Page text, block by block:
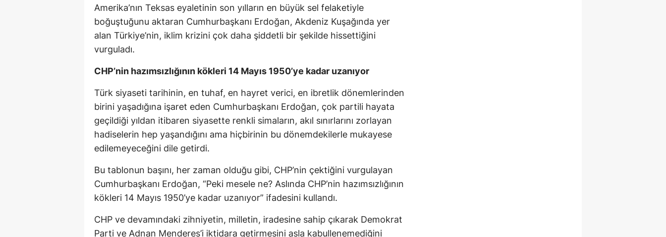
Iğdır
Yalova
Kilis
Osmaniye
Düzce
Amerika’nın Teksas eyaletinin son yılların en büyük sel felaketiyle
boğuştuğunu aktaran Cumhurbaşkanı Erdoğan, Akdeniz Kuşağında yer
alan Türkiye’nin, iklim krizini çok daha şiddetli bir şekilde hissettiğini
vurguladı.
CHP’nin hazımsızlığının kökleri 14 Mayıs 1950’ye kadar uzanıyor
Türk siyaseti tarihinin, en tuhaf, en hayret verici, en ibretlik dönemlerinden
birini yaşadığına işaret eden Cumhurbaşkanı Erdoğan, çok partili hayata
geçildiği yıldan itibaren siyasette renkli simaların, akıl sınırlarını zorlayan
hadiselerin hep yaşandığını ama hiçbirinin bu dönemdekilerle mukayese
edilemeyeceğini dile getirdi.
Bu tablonun başını, her zaman olduğu gibi, CHP’nin çektiğini vurgulayan
Cumhurbaşkanı Erdoğan, “Peki mesele ne? Aslında CHP’nin hazımsızlığının
kökleri 14 Mayıs 1950’ye kadar uzanıyor” ifadesini kullandı.
CHP ve devamındaki zihniyetin, milletin, iradesine sahip çıkarak Demokrat
Parti ve Adnan Menderes’i iktidara getirmesini asla kabullenemediğini